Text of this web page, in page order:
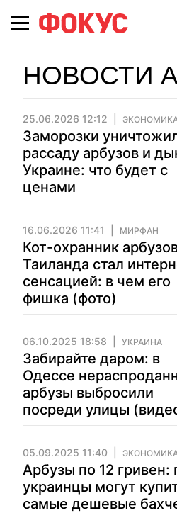
НОВОСТИ
25.06.2026 12:12
Заморозки
рассаду арбузов и
Украине: что будет с
ценами
16.06.2026 11:41 МИРФАН
Кот-охранник
Таиланда стал
сенсацией: в чем его
фишка (фото)
06.10.2025 18:58 УКРАИНА
Забирайте даром: в
Одессе
арбузы выбросили
посреди улицы
05.09.2025 11:40
Арбузы по 12 гривен:
украинцы могут
самые дешевые